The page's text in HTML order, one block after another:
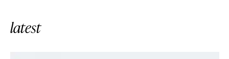
latest